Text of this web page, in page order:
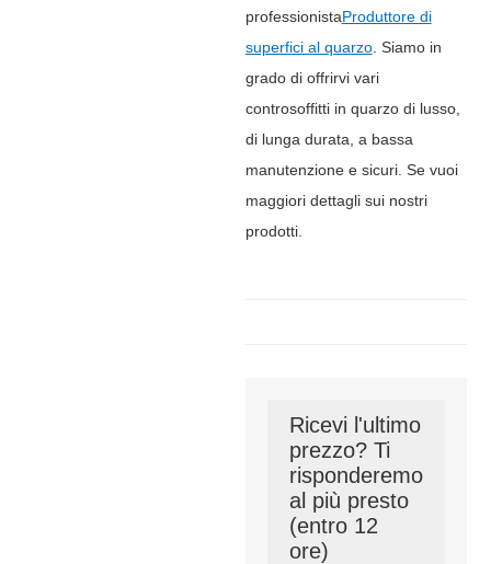
professionistaProduttore di
superfici al quarzo. Siamo in
grado di offrirvi vari
controsoffitti in quarzo di lusso,
di lunga durata, a bassa
manutenzione e sicuri. Se vuoi
maggiori dettagli sui nostri
prodotti.
Ricevi l'ultimo
prezzo? Ti
risponderemo
al più presto
(entro 12
ore)